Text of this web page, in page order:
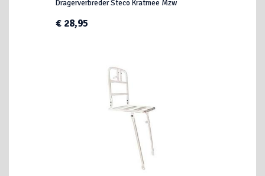
Dragerverbreder Steco Kratmee Mzw
€ 28,95